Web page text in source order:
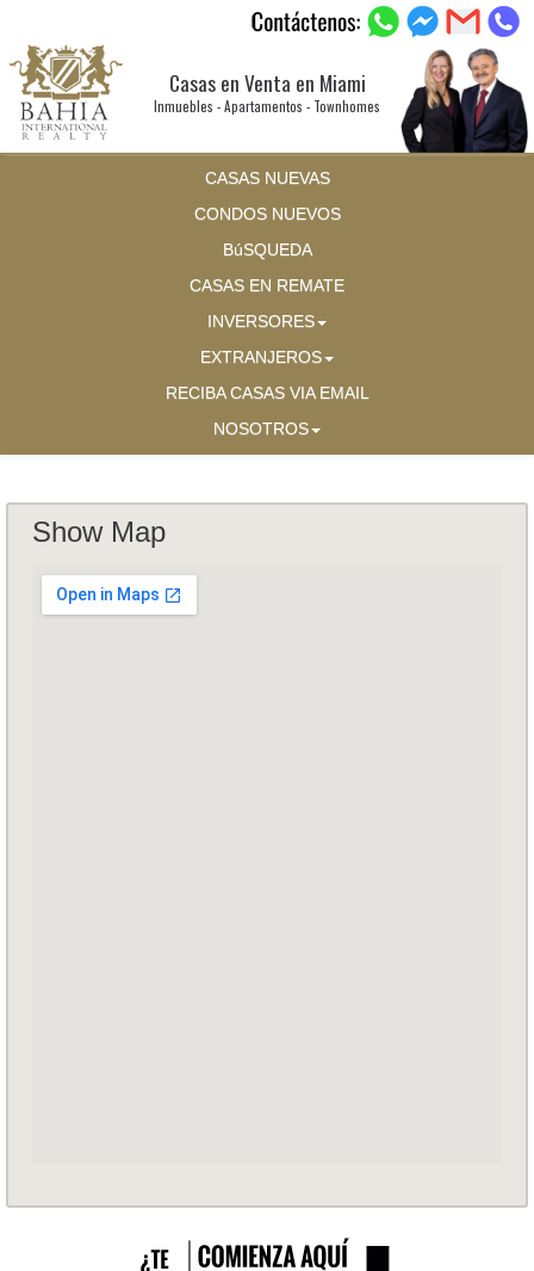
Casas en Venta en Miami
Inmuebles - Apartamentos - Townhomes
CASAS NUEVAS
CONDOS NUEVOS
BúSQUEDA
CASAS EN REMATE
INVERSORES
EXTRANJEROS
RECIBA CASAS VIA EMAIL
NOSOTROS
Show Map